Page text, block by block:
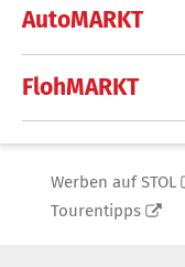
AutoMARKT
FlohMARKT
Werben auf STOL
Tourentipps